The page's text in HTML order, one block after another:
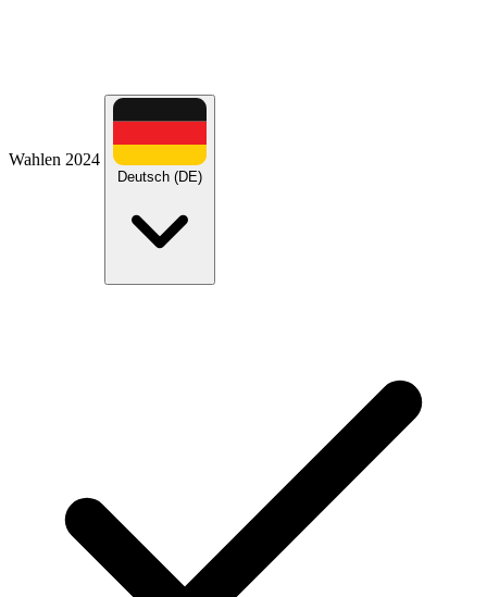
Wahlen 2024
Deutsch (DE)